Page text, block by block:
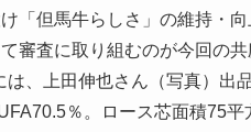
「但馬牛らしさ」の維持・
審査に取り組むのが今回の共
、上田伸也さん（写真）出
％。ロース芯面積75平